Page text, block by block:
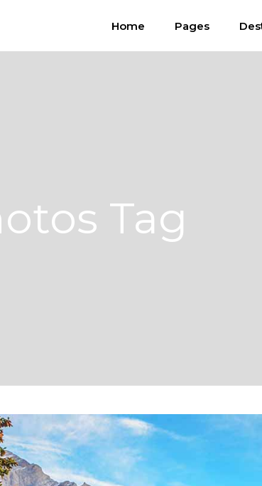
Home Pages
Tag